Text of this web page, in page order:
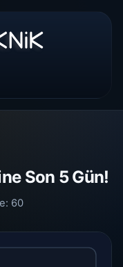
Son 5 Gün!
60